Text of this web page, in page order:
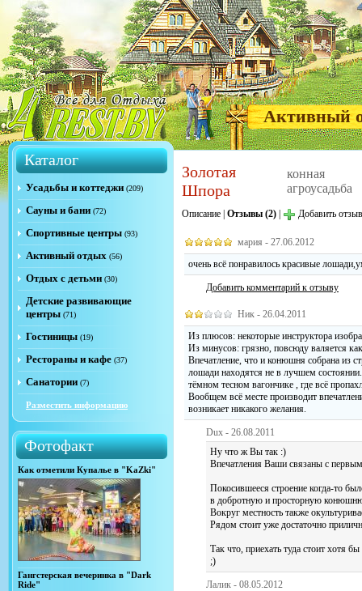
Активный
Каталог
Усадьбы и коттеджи (209)
Сауны и бани (72)
Спортивные центры (93)
Активный отдых (56)
Отдых с детьми (30)
Детские развивающие
центры (71)
Гостиницы (19)
Рестораны и кафе (37)
Санатории (7)
Разместить информацию
Фотофакт
Как отметили Купалье в "KaZki"
Гангстерская вечеринка в "Dark
Ride"
Золотая
Шпора
конная
агроусадьба
Описание Отзывы (2) Добавить отзыв
мария - 27.06.2012
очень всё понравилось красивые
Добавить комментарий к отзыву
Ник - 26.04.2011
Из плюсов: некоторые инструктора
Из минусов: грязно, повсюду валяется
Впечатление, что и конюшня собрана из
лошади находятся не в лучшем
тёмном тесном вагончике , где всё
Вообщем всё месте производит
возникает никакого желания.
Dux - 26.08.2011
Ну что ж Вы так :)
Впечатления Ваши связаны с
Покосившееся строение когда-то
в добротную и просторную
Вокруг местность также
Рядом стоит уже достаточно
Так что, приехать туда стоит хотя
;)
Лалик - 08.05.2012